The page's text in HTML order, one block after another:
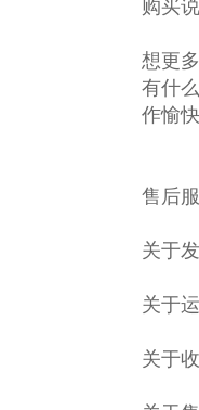
购买
想更
有什
作愉
售后
关于
关于
关于